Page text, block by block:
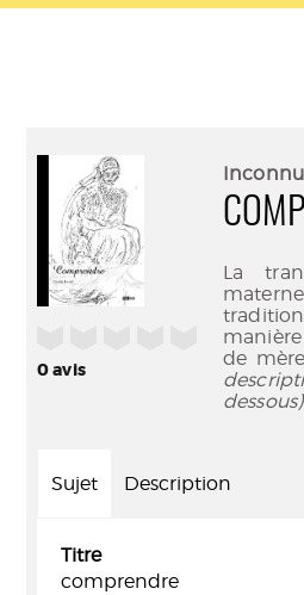
0avis
Inconnu
La
de
dessous)
Sujet Description
Titre
comprendre